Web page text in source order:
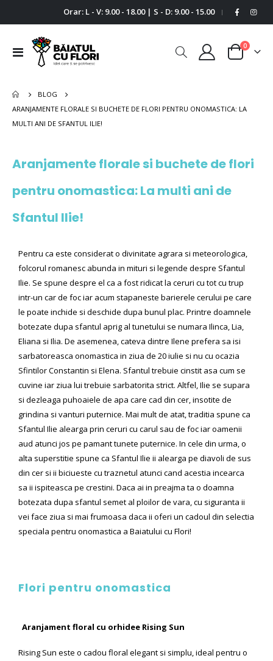
Orar: L - V: 9.00 - 18.00 | S - D: 9.00 - 15.00 |
Comutare
Cart
0
BLOG
ARANJAMENTE FLORALE SI BUCHETE DE FLORI PENTRU ONOMASTICA: LA
MULTI ANI DE SFANTUL ILIE!
Aranjamente florale si buchete de flori
pentru onomastica: La multi ani de
Sfantul Ilie!
Pentru ca este considerat o divinitate agrara si meteorologica,
folcorul romanesc abunda in mituri si legende despre Sfantul
Ilie. Se spune despre el ca a fost ridicat la ceruri cu tot cu trup
intr-un car de foc iar acum stapaneste barierele cerului pe care
le poate inchide si deschide dupa bunul plac. Printre doamnele
botezate dupa sfantul aprig al tunetului se numara Ilinca, Lia,
Eliana si Ilia. De asemenea, cateva dintre Ilene prefera sa isi
sarbatoreasca onomastica in ziua de 20 iulie si nu cu ocazia
Sfintilor Constantin si Elena. Sfantul trebuie cinstit asa cum se
cuvine iar ziua lui trebuie sarbatorita strict. Altfel, Ilie se supara
si dezleaga puhoaiele de apa care cad din cer, insotite de
grindina si vanturi puternice. Mai mult de atat, traditia spune ca
Sfantul Ilie alearga prin ceruri cu carul sau de foc iar oamenii
aud atunci jos pe pamant tunete puternice. In cele din urma, o
alta superstitie spune ca Sfantul Ilie ii alearga pe diavoli de sus
din cer si ii biciueste cu traznetul atunci cand acestia incearca
sa ii ispiteasca pe crestini. Daca ai in preajma ta o doamna
botezata dupa sfantul semet al ploilor de vara, cu siguranta ii
vei face ziua si mai frumoasa daca ii oferi un cadoul din selectia
speciala pentru onomastica a Baiatului cu Flori!
Flori pentru onomastica
Aranjament floral cu orhidee Rising Sun
Rising Sun este o cadou floral elegant si simplu, ideal pentru o